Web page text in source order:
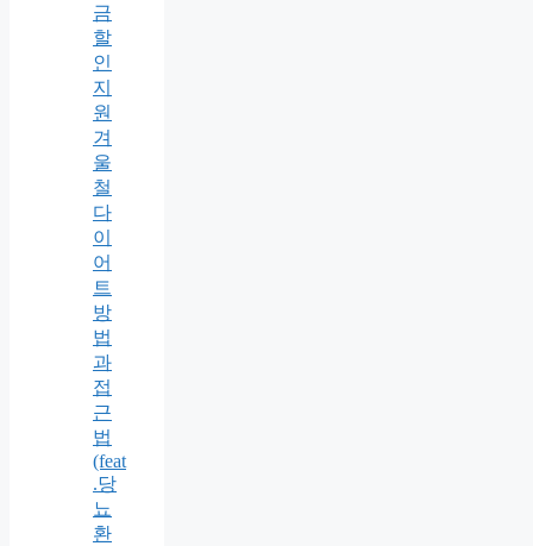
금
할
인
지
원
겨
울
철
다
이
어
트
방
법
과
접
근
법
(feat
.당
뇨
환